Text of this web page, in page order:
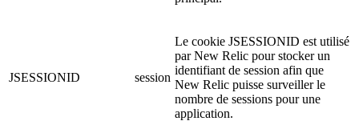
JSESSIONID session
Le cookie JSESSIONID est utilisé
par New Relic pour stocker un
identifiant de session afin que
New Relic puisse surveiller le
nombre de sessions pour une
application.